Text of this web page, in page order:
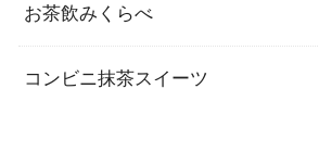
お茶飲みくらべ
コンビニ抹茶スイーツ